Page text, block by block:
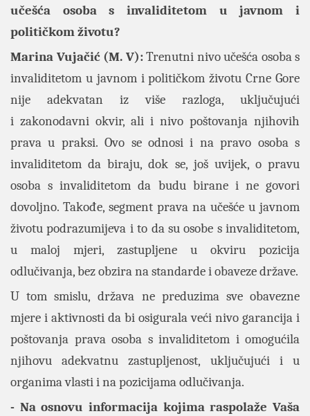
učešća osoba s invaliditetom u javnom i
političkom životu?
Marina Vujačić (M. V): Trenutni nivo učešća osoba s
invaliditetom u javnom i političkom životu Crne Gore
nije adekvatan iz više razloga, uključujući
i zakonodavni okvir, ali i nivo poštovanja njihovih
prava u praksi. Ovo se odnosi i na pravo osoba s
invaliditetom da biraju, dok se, još uvijek, o pravu
osoba s invaliditetom da budu birane i ne govori
dovoljno. Takođe, segment prava na učešće u javnom
životu podrazumijeva i to da su osobe s invaliditetom,
u maloj mjeri, zastupljene u okviru pozicija
odlučivanja, bez obzira na standarde i obaveze države.
U tom smislu, država ne preduzima sve obavezne
mjere i aktivnosti da bi osigurala veći nivo garancija i
poštovanja prava osoba s invaliditetom i omogućila
njihovu adekvatnu zastupljenost, uključujući i u
organima vlasti i na pozicijama odlučivanja.
- Na osnovu informacija kojima raspolaže Vaša